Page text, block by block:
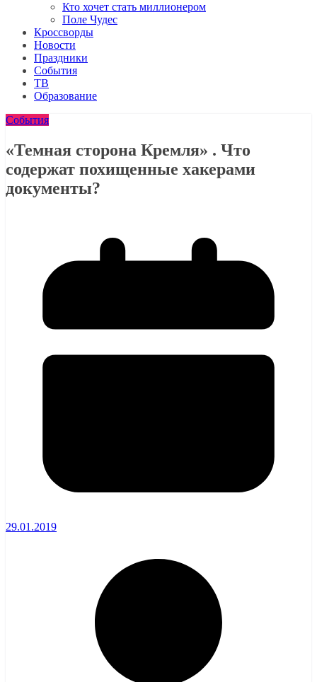
Кто хочет стать миллионером
Поле Чудес
Кроссворды
Новости
Праздники
События
ТВ
Образование
События
«Темная сторона Кремля» . Что
содержат похищенные хакерами
документы?
29.01.2019